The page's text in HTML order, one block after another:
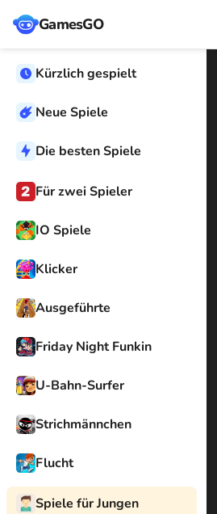
GamesGO
Kürzlich gespielt
Neue Spiele
Die besten Spiele
Für zwei Spieler
IO Spiele
Klicker
Ausgeführte
Friday Night Funkin
U-Bahn-Surfer
Strichmännchen
Flucht
Spiele für Jungen